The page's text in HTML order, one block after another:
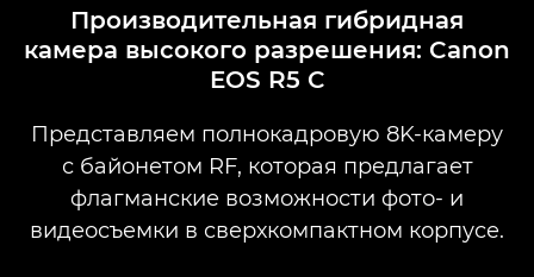
Последние новости о печати, а также фото- и видеосъемке
Производительная гибридная
камера высокого разрешения: Canon
EOS R5 C
Представляем полнокадровую 8K-камеру
с байонетом RF, которая предлагает
флагманские возможности фото- и
видеосъемки в сверхкомпактном корпусе.